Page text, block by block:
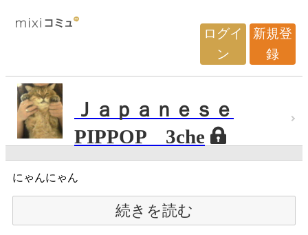
ログイ
ン
新規登
録
Ｊａｐａｎｅｓｅ
PIPPOP 3che
にゃんにゃん
続きを読む